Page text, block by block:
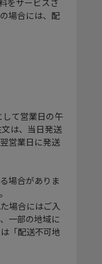
場合には、配
て営業日の午
は、当日発送
営業日に発送
場合がありま
場合にはご入
一部の地域に
「配送不可地